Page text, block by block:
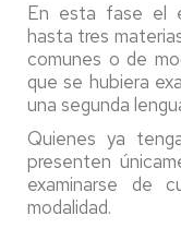
En esta fase el
hasta tres
comunes o de
que se hubiera
una segunda
Quienes ya
presenten
examinarse de
modalidad.